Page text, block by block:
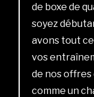
de boxe de
soyez
avons tout
vos
de nos
comme un